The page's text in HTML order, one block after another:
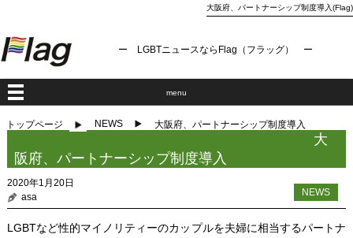
大阪府、パートナーシップ制度導入(Flag)
ー LGBTニュースならFlag（フラッグ） ー
menu
トップページ NEWS 大阪府、パートナーシップ制度導入
大
阪府、パートナーシップ制度導入
NEWS
2020年1月20日
asa
LGBTなど性的マイノリティーのカップルを夫婦に相当するパートナ